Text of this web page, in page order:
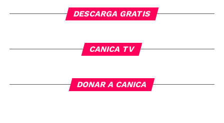
DESCARGA GRATIS
CANICA TV
DONAR A CANICA